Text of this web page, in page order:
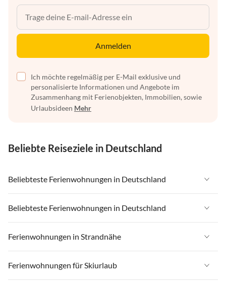
Anmelden
Ich möchte regelmäßig per E-Mail exklusive und
personalisierte Informationen und Angebote im
Zusammenhang mit Ferienobjekten, Immobilien, sowie
Urlaubsideen Mehr
Beliebte Reiseziele in Deutschland
Beliebteste Ferienwohnungen in Deutschland
Ferienwohnungen in Deutschland
Ferienwohnungen in Ostsee
Ferienwohnungen in Nordsee
Ferienwohnungen in Mecklenburg-Vorpommern
Beliebteste Ferienwohnungen in Deutschland
Ferienwohnungen in Deutschland
Ferienwohnungen in Ostsee
Ferienwohnungen in Nordsee
Ferienwohnungen in Strandnähe
Ferienwohnungen in Strandnähe in Deutschland
Ferienwohnungen in Strandnähe in Ostsee
Ferienwohnungen für Skiurlaub